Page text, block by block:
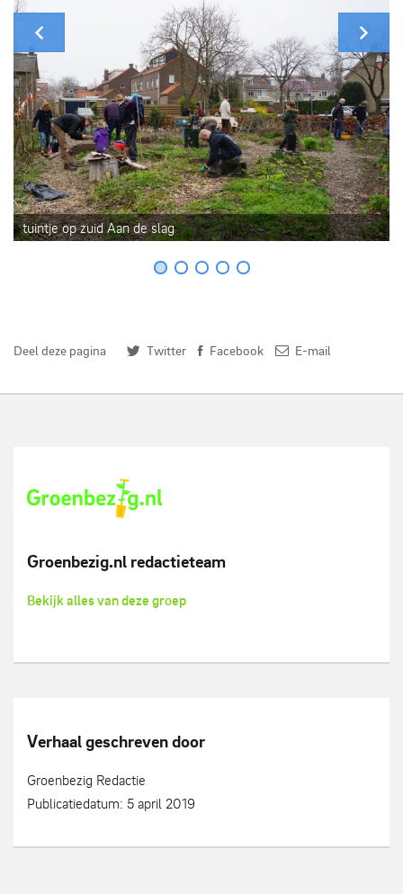
tuintje op zuid Aan de slag
Deel deze pagina Twitter Facebook E-mail
Groenbezig.nl redactieteam
Bekijk alles van deze groep
Verhaal geschreven door
Groenbezig Redactie
Publicatiedatum: 5 april 2019